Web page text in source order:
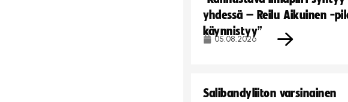
yhdessä – Reilu Aikuinen -
käynnistyy”
05.08.2026
Salibandyliiton varsinainen